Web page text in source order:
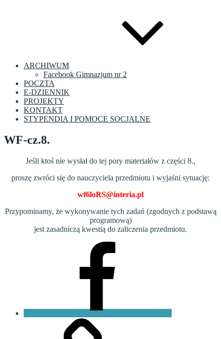
ARCHIWUM
Facebook Gimnazjum nr 2
POCZTA
E-DZIENNIK
PROJEKTY
KONTAKT
STYPENDIA I POMOCE SOCJALNE
WF-cz.8.
Jeśli ktoś nie wysłał do tej pory materiałów z części 8.,
proszę zwróci się do nauczyciela przedmiotu i wyjaśni sytuację:
wf6loRS@interia.pl
Przypominamy, że wykonywanie tych zadań (zgodnych z podstawą
programową)
jest zasadniczą kwestią do zaliczenia przedmiotu.